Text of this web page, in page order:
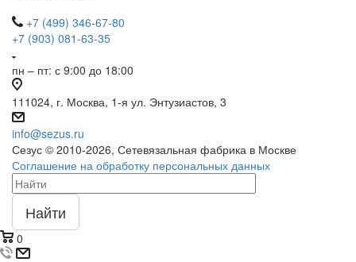
+7 (499) 346-67-80
+7 (903) 081-63-35
пн – пт: с 9:00 до 18:00
111024, г. Москва, 1-я ул. Энтузиастов, 3
info@sezus.ru
Сезус © 2010-2026, Сетевязальная фабрика в Москве
Соглашение на обработку персональных данных
Найти
0